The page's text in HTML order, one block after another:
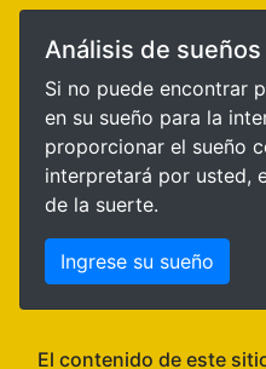
Análisis de
Si no puede encontrar
en su sueño para la
proporcionar el sueño
interpretará por usted,
de la suerte.
Ingrese su sueño
El contenido de este